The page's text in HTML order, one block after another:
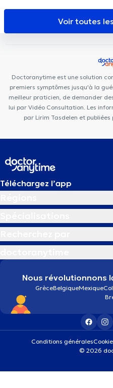
Bascule
Clinique médico
Aspera Medical
Voir toutes
Doctoranytime est une solution
premiers symptômes jusqu'à la
meilleur praticien, de demander
lui par Vidéo Consultation. Les
par Lirim Tasdelen et
Téléchargez l’app
Nous révolutionnons
GrèceBelgiqueMexique
Conditions générales
© 2026